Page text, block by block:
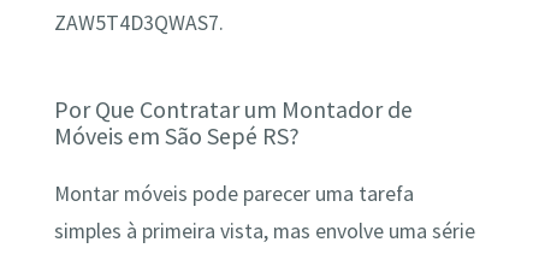
ZAW5T4D3QWAS7.
Por Que Contratar um Montador de
Móveis em São Sepé RS?
Montar móveis pode parecer uma tarefa
simples à primeira vista, mas envolve uma série